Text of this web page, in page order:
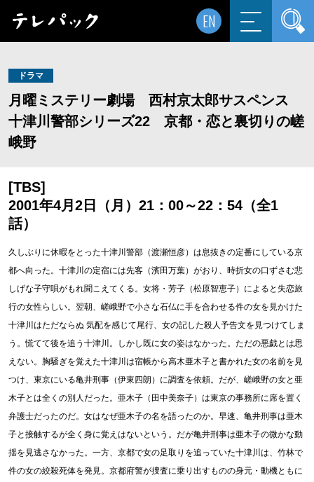
EN
ドラマ
月曜ミステリー劇場 西村京太郎サスペンス
十津川警部シリーズ22 京都・恋と裏切りの嵯
峨野
[TBS]
2001年4月2日（月）21：00～22：54（全1
話）
久しぶりに休暇をとった十津川警部（渡瀬恒彦）は息抜きの定番にしている京
都へ向った。十津川の定宿には先客（濱田万葉）がおり、時折女の口ずさむ悲
しげな子守唄がもれ聞こえてくる。女将・芳子（松原智恵子）によると失恋旅
行の女性らしい。翌朝、嵯峨野で小さな石仏に手を合わせる件の女を見かけた
十津川はただならぬ 気配を感じて尾行、女の記した殺人予告文を見つけてしま
う。慌てて後を追う十津川。しかし既に女の姿はなかった。ただの悪戯とは思
えない。胸騒ぎを覚えた十津川は宿帳から高木亜木子と書かれた女の名前を見
つけ、東京にいる亀井刑事（伊東四朗）に調査を依頼。だが、嵯峨野の女と亜
木子とは全くの別人だった。亜木子（田中美奈子）は東京の事務所に席を置く
弁護士だったのだ。女はなぜ亜木子の名を語ったのか。早速、亀井刑事は亜木
子と接触するが全く身に覚えはないという。だが亀井刑事は亜木子の微かな動
揺を見逃さなかった。一方、京都で女の足取りを追っていた十津川は、竹林で
件の女の絞殺死体を発見。京都府警が捜査に乗り出すものの身元・動機ともに